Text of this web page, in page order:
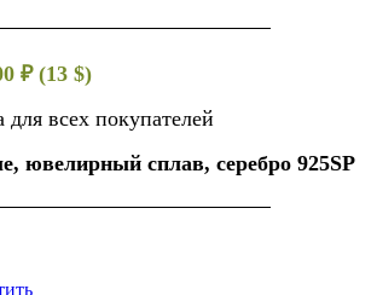
₽ (13 $)
для всех покупателей
ювелирный сплав, серебро 925SP